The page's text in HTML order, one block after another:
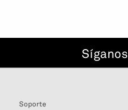
Síganos
Soporte